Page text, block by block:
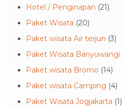
Hotel / Penginapan (21)
Paket Wisata (20)
Paket wisata Air terjun (3)
Paket Wisata Banyuwangi
Paket wisata Bromo (14)
Paket wisata Camping (4)
Paket Wisata Jogjakarta (1)